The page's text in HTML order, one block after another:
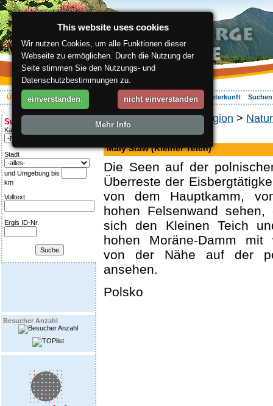
Über die Region Aktiv Erleben Entspannung Ihr Urlaub Unterkunft
Suche:
Kategorie
Stadt
und Umgebung bis
km
Volltext
Ergis ID-Nr.
Besucher Anzahl
ergis.cz>Über die Region > Natur
See
Maly Staw (Kleiner Teich)
Die Seen auf der
Überreste der
von dem Hauptkamm,
hohen Felsenwand
sich den Kleinen Teich
hohen Moräne-Damm mit
von der Nähe auf der
ansehen.
Polsko
This website uses cookies
Wir nutzen Cookies, um alle Funktionen dieser
Webseite zu ermöglichen. Durch die Nutzung der
Seite stimmen Sie den Nutzungs- und
Datenschutzbestimmungen zu.
einverstanden. nicht einverstanden
Mehr Info